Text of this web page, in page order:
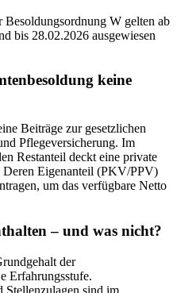
W gelten ab
bis 28.02.2026 ausgewiesen
keine
Beiträge zur gesetzlichen
Pflegeversicherung. Im
Restanteil deckt eine private
Eigenanteil (PKV/PPV)
um das verfügbare Netto
– und was nicht?
der
Erfahrungsstufe.
Stellenzulagen sind im